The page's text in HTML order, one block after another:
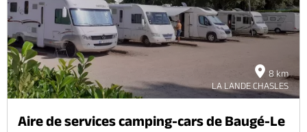
8 km
LA LANDE CHASLES
Aire de services camping-cars de Baugé-Le